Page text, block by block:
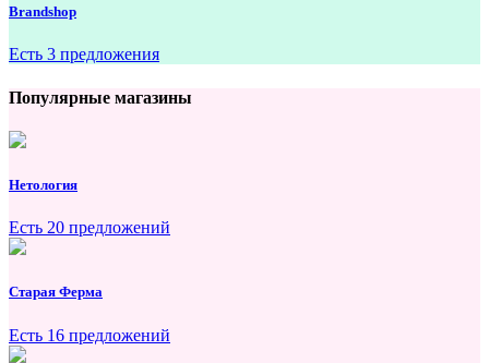
Brandshop
Есть 3 предложения
Популярные магазины
Нетология
Есть 20 предложений
Старая Ферма
Есть 16 предложений